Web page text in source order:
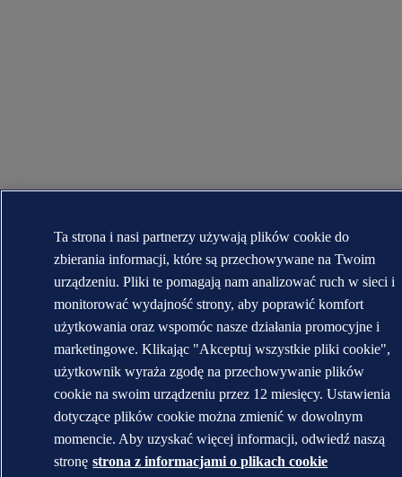
Ta strona i nasi partnerzy używają plików cookie do
zbierania informacji, które są przechowywane na Twoim
urządzeniu. Pliki te pomagają nam analizować ruch w sieci i
monitorować wydajność strony, aby poprawić komfort
użytkowania oraz wspomóc nasze działania promocyjne i
marketingowe. Klikając "Akceptuj wszystkie pliki cookie",
użytkownik wyraża zgodę na przechowywanie plików
cookie na swoim urządzeniu przez 12 miesięcy. Ustawienia
dotyczące plików cookie można zmienić w dowolnym
momencie. Aby uzyskać więcej informacji, odwiedź naszą
stronę strona z informacjami o plikach cookie